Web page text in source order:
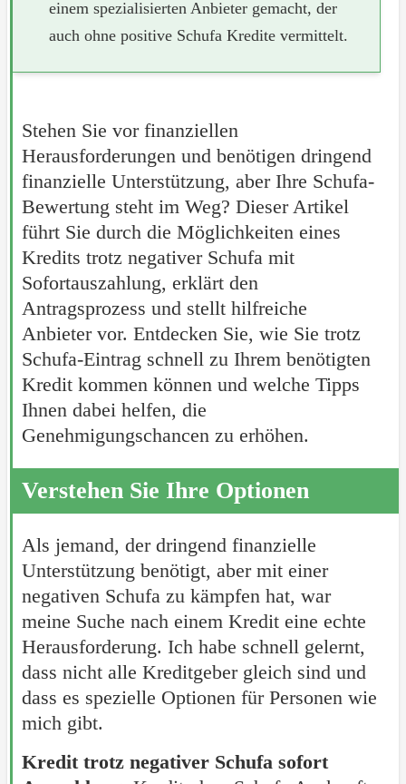
einem spezialisierten Anbieter gemacht, der
auch ohne positive Schufa Kredite vermittelt.
Stehen Sie vor finanziellen
Herausforderungen und benötigen dringend
finanzielle Unterstützung, aber Ihre Schufa-
Bewertung steht im Weg? Dieser Artikel
führt Sie durch die Möglichkeiten eines
Kredits trotz negativer Schufa mit
Sofortauszahlung, erklärt den
Antragsprozess und stellt hilfreiche
Anbieter vor. Entdecken Sie, wie Sie trotz
Schufa-Eintrag schnell zu Ihrem benötigten
Kredit kommen können und welche Tipps
Ihnen dabei helfen, die
Genehmigungschancen zu erhöhen.
Verstehen Sie Ihre Optionen
Als jemand, der dringend finanzielle
Unterstützung benötigt, aber mit einer
negativen Schufa zu kämpfen hat, war
meine Suche nach einem Kredit eine echte
Herausforderung. Ich habe schnell gelernt,
dass nicht alle Kreditgeber gleich sind und
dass es spezielle Optionen für Personen wie
mich gibt.
Kredit trotz negativer Schufa sofort